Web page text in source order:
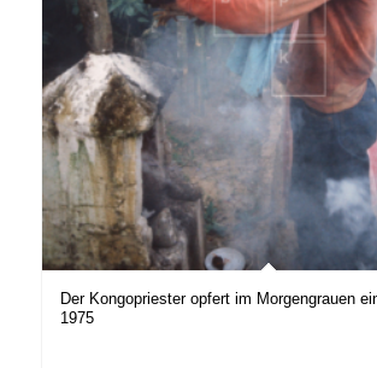
Der Kongopriester opfert im Morgengrauen
1975